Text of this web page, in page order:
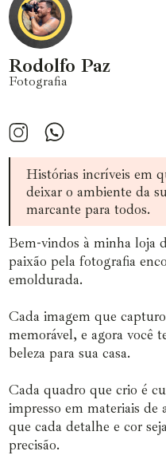
Rodolfo Paz
Fotografia
Histórias incríveis em
deixar o ambiente da
marcante para todos.
Bem-vindos à minha loja
paixão pela fotografia
emoldurada.
Cada imagem que
memorável, e agora você
beleza para sua casa.
Cada quadro que crio é
impresso em materiais
que cada detalhe e cor
precisão.